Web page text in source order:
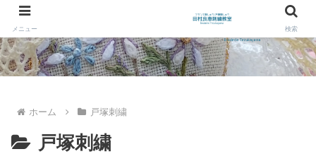
ホーム 戸塚刺繍
戸塚刺繍
メニュー 検索